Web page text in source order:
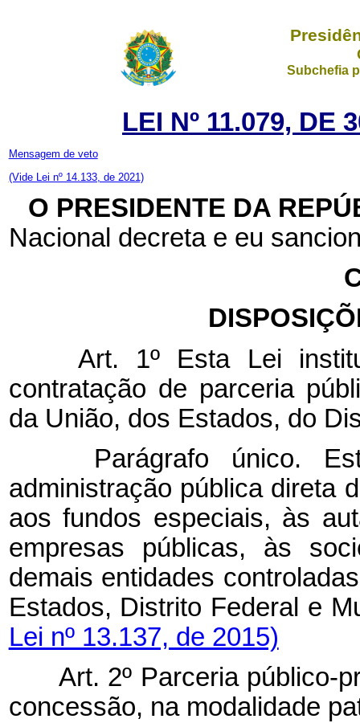
Subchefia
LEI Nº 11.079, DE
Mensagem de veto
(Vide Lei nº 14.133, de 2021)
O PRESIDENTE DA
Nacional decreta e eu
Art. 1º Esta Lei
contratação de parceria
da União, dos Estados, do
Parágrafo único.
administração pública direta
aos fundos especiais, às
empresas públicas, às
demais entidades
Estados, Distrito
Lei nº 13.137, de 2015)
Art. 2º Parceria público-
concessão, na modalidade